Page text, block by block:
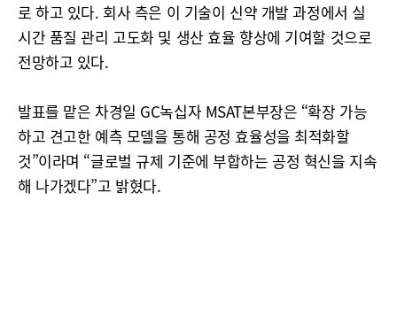
로 하고 있다. 회사 측은 이 기술이 신약 개발 과정에서 실
시간 품질 관리 고도화 및 생산 효율 향상에 기여할 것으로
전망하고 있다.
발표를 맡은 차경일 GC녹십자 MSAT본부장은 “확장 가능
하고 견고한 예측 모델을 통해 공정 효율성을 최적화할
것”이라며 “글로벌 규제 기준에 부합하는 공정 혁신을 지속
해 나가겠다”고 밝혔다.